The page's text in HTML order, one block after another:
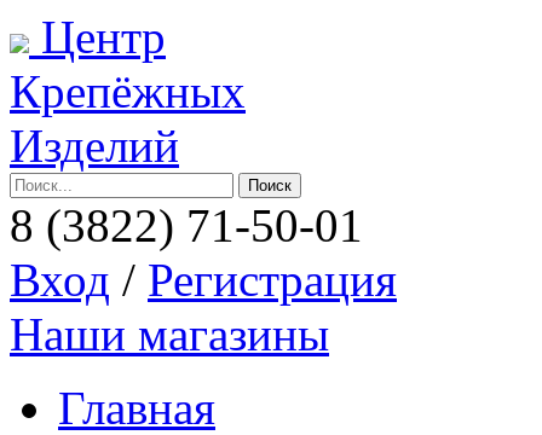
Центр
Крепёжных
Изделий
8 (3822) 71-50-01
Вход / Регистрация
Наши магазины
Главная